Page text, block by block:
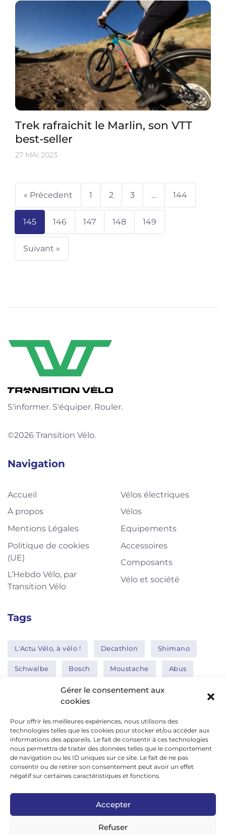
Gérer le consentement aux
cookies
Pour offrir les meilleures expériences, nous utilisons des
technologies telles que les cookies pour stocker et/ou accéder aux
informations des appareils. Le fait de consentir à ces technologies
nous permettra de traiter des données telles que le comportement
de navigation ou les ID uniques sur ce site. Le fait de ne pas
consentir ou de retirer son consentement peut avoir un effet
négatif sur certaines caractéristiques et fonctions.
Accepter
Refuser
Trek rafraichit le Marlin, son VTT
best-seller
27 MAI 2023
« Précedent 1 2 3 … 144
145 146 147 148 149
Suivant »
S'informer. S'équiper. Rouler.
©2026 Transition Vélo.
Navigation
Accueil
À propos
Mentions Légales
Politique de cookies
(UE)
L’Hebdo Vélo, par
Transition Vélo
Vélos électriques
Vélos
Equipements
Accessoires
Composants
Vélo et société
Tags
L'Actu Vélo, à vélo ! Decathlon Shimano
Schwalbe Bosch Moustache Abus
Thule Nakamura
Réseaux sociaux
google news
facebook
twitter